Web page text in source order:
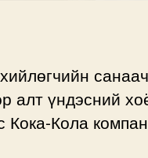
алт үндэсний
Кока-Кола